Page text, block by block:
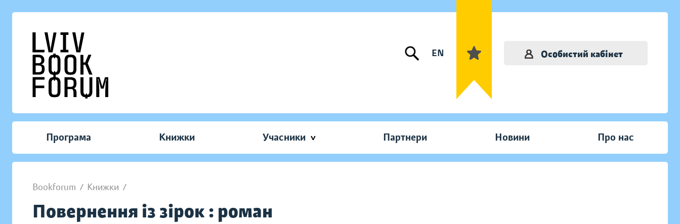
EN Особистий кабінет
Програма Книжки Учасники Партнери Новини Про нас
Bookforum / Книжки /
Повернення із зірок : роман